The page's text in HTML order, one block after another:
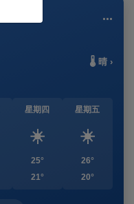
...
🌡️ 晴 ›
星期四
☀️
25°
21°
星期五
☀️
26°
20°